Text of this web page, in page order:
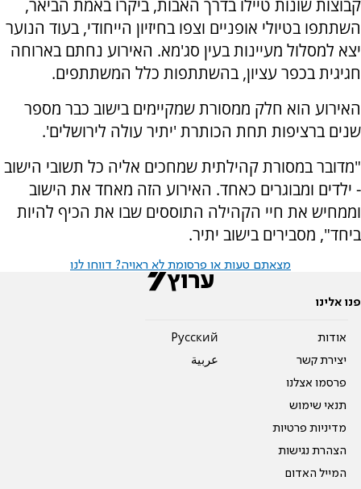
קבוצות שונות טיילו בדרך האבות, ביקרו באמת הביאר,
השתתפו בטיולי אופניים וצפו בחיזיון הייחודי, בעוד הנוער
יצא למסלול מעיינות בעין סג'מא. האירוע נחתם בארוחה
חגיגית בכפר עציון, בהשתתפות כלל המשתתפים.
האירוע הוא חלק ממסורת שמקיימים בישוב כבר מספר
שנים ברציפות תחת הכותרת 'יתיר עולה לירושלים'.
"מדובר במסורת קהילתית שמחכים אליה כל תשובי הישוב
- ילדים ומבוגרים כאחד. האירוע הזה מאחד את הישוב
וממחיש את חיי הקהילה התוססים שבו את הכיף להיות
ביחד", מסבירים בישוב יתיר.
מצאתם טעות או פרסומת לא ראויה? דווחו לנו
פנו אלינו
אודות
יצירת קשר
פרסמו אצלנו
תנאי שימוש
מדיניות פרטיות
הצהרת נגישות
המייל האדום
Pусский
عربية